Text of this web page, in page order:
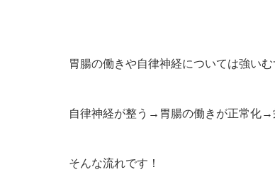
胃腸の働きや自律神経については強い
自律神経が整う→胃腸の働きが正常化
そんな流れです！